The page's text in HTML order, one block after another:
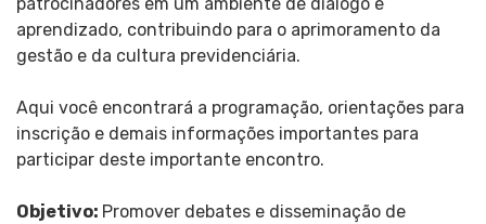
aprendizado, contribuindo para o aprimoramento da
gestão e da cultura previdenciária.
Aqui você encontrará a programação, orientações para
inscrição e demais informações importantes para
participar deste importante encontro.
Objetivo: Promover debates e disseminação de